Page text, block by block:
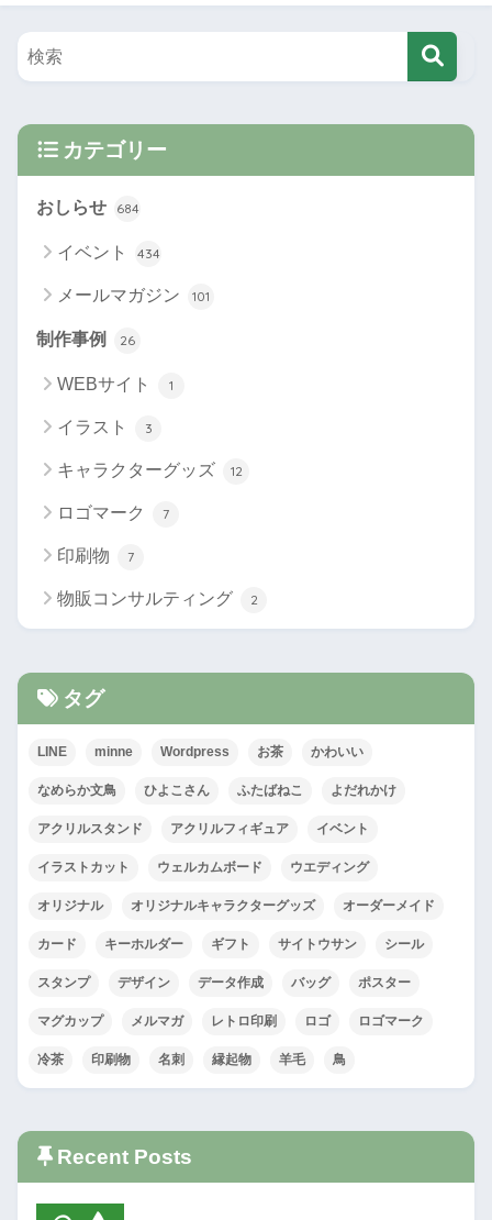
カテゴリー
おしらせ 684
イベント 434
メールマガジン 101
制作事例 26
WEBサイト 1
イラスト 3
キャラクターグッズ 12
ロゴマーク 7
印刷物 7
物販コンサルティング 2
タグ
LINE minne Wordpress お茶 かわいい
なめらか文鳥 ひよこさん ふたばねこ よだれかけ
アクリルスタンド アクリルフィギュア イベント
イラストカット ウェルカムボード ウエディング
オリジナル オリジナルキャラクターグッズ オーダーメイド
カード キーホルダー ギフト サイトウサン シール
スタンプ デザイン データ作成 バッグ ポスター
マグカップ メルマガ レトロ印刷 ロゴ ロゴマーク
冷茶 印刷物 名刺 縁起物 羊毛 鳥
Recent Posts